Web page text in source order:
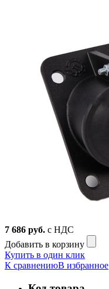
7 686 руб. с НДС
Добавить в корзину
Купить в один клик
К сравнениюВ избранное